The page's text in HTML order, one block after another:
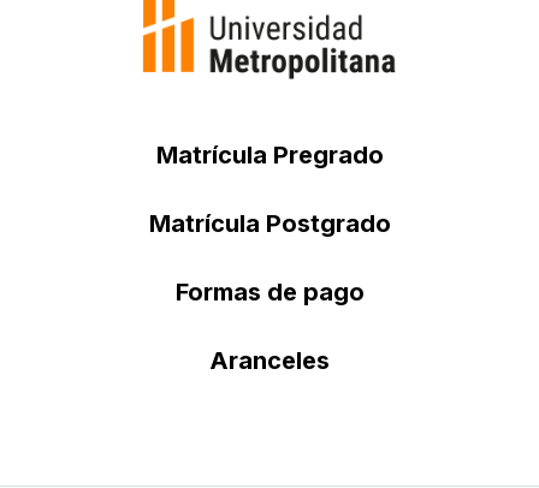
Matrícula Pregrado
Matrícula Postgrado
Formas de pago
Aranceles